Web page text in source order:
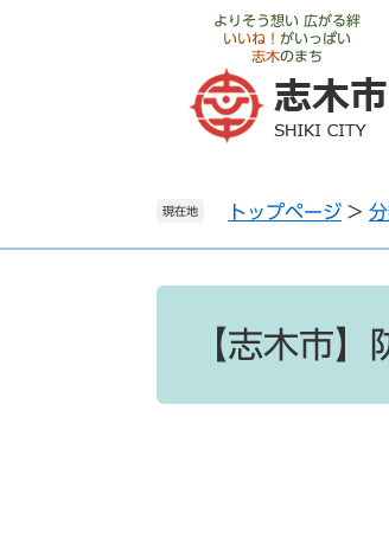
よりそう想い 広がる絆
いいね！ がいっぱい
志木のまち
現在地 トップページ >
【志木市